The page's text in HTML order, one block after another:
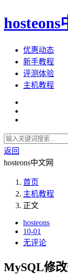
hosteons
优惠动态
新手教程
评测体验
主机教程
返回
hosteons中文网
首页
主机教程
正文
hosteons
10-01
无评论
MySQL修